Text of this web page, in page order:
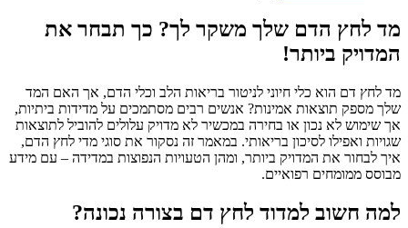
מד לחץ הדם שלך משקר לך? כך תבחר את
המדויק ביותר!
מד לחץ דם הוא כלי חיוני לניטור בריאות הלב וכלי הדם, אך האם המד
שלך מספק תוצאות אמינות? אנשים רבים מסתמכים על מדידות ביתיות,
אך שימוש לא נכון או בחירה במכשיר לא מדויק עלולים להוביל לתוצאות
שגויות ואפילו לסיכון בריאותי. במאמר זה נסקור את סוגי מדי לחץ הדם,
איך לבחור את המדויק ביותר, ומהן הטעויות הנפוצות במדידה – עם מידע
מבוסס ממומחים רפואיים.
למה חשוב למדוד לחץ דם בצורה נכונה?